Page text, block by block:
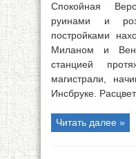
Спокойная
руинами и
постройками
Миланом и
станцией
магистрали,
Инсбруке. Расцвет
Читать далее »